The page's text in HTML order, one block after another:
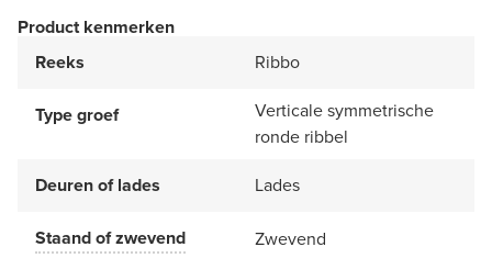
Product kenmerken
Reeks
Ribbo
Type groef
Verticale symmetrische
ronde ribbel
Deuren of lades
Lades
Staand of zwevend Zwevend